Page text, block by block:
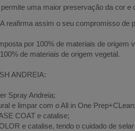
uma maior preservação da cor
reafirma assim o seu compromisso de
por 100% de materiais de origem
de materiais de origem vegetal.
ANDREIA:
Spray Andreia;
e limpar com o All in One Prep+CLean;
COAT e catalise;
e catalise, tendo o cuidado de